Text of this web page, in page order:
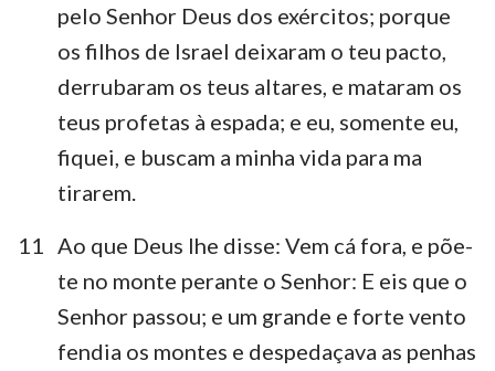
pelo Senhor Deus dos exércitos; porque
os filhos de Israel deixaram o teu pacto,
derrubaram os teus altares, e mataram os
teus profetas à espada; e eu, somente eu,
fiquei, e buscam a minha vida para ma
tirarem.
11
Ao que Deus lhe disse: Vem cá fora, e põe-
te no monte perante o Senhor: E eis que o
Senhor passou; e um grande e forte vento
fendia os montes e despedaçava as penhas